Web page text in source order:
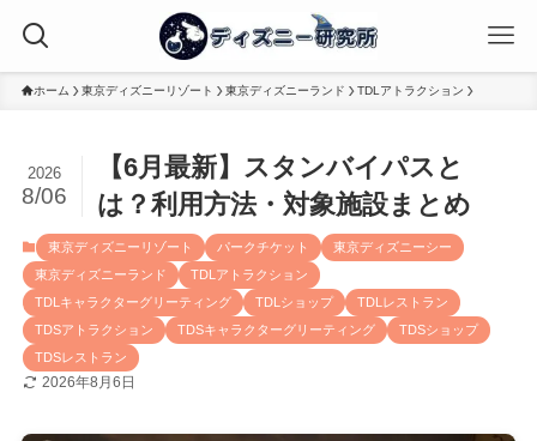
ホーム 東京ディズニーリゾート 東京ディズニーランド TDLアトラクション
【6月最新】スタンバイパスと
は？利用方法・対象施設まとめ
2026
8/06
東京ディズニーリゾート パークチケット
東京ディズニーシー
東京ディズニーランド
TDLアトラクション
TDLキャラクターグリーティング
TDLショップ
TDLレストラン
TDSアトラクション
TDSキャラクターグリーティング
TDSショップ
TDSレストラン
2026年8月6日